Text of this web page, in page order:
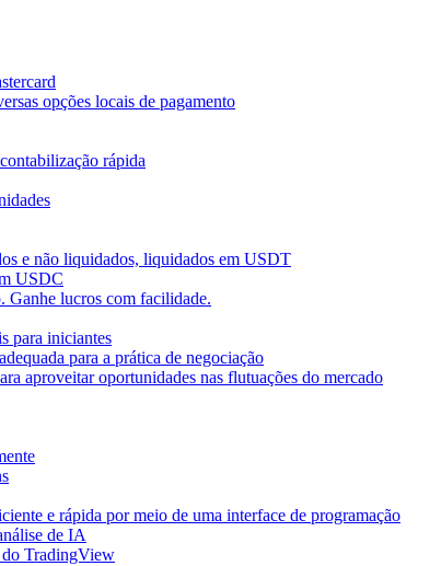
opções locais de pagamento
rápida
e não liquidados, liquidados em USDT
USDC
Ganhe lucros com facilidade.
para iniciantes
para a prática de negociação
aproveitar oportunidades nas flutuações do mercado
e rápida por meio de uma interface de programação
de IA
do TradingView